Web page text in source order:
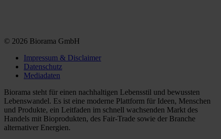
© 2026 Biorama GmbH
Impressum & Disclaimer
Datenschutz
Mediadaten
Biorama steht für einen nachhaltigen Lebensstil und bewussten
Lebenswandel. Es ist eine moderne Plattform für Ideen, Menschen
und Produkte, ein Leitfaden im schnell wachsenden Markt des
Handels mit Bioprodukten, des Fair-Trade sowie der Branche
alternativer Energien.